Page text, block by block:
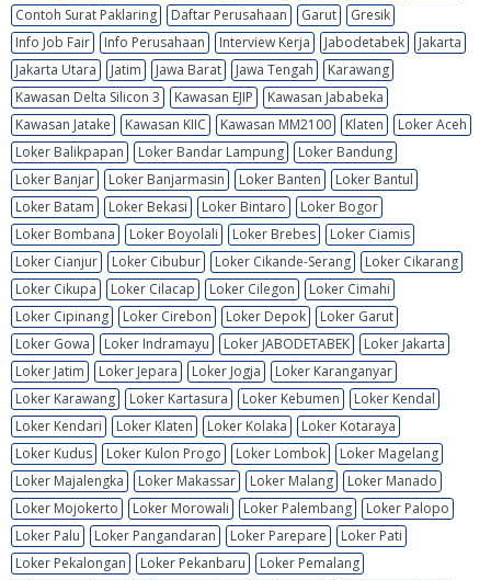
Contoh Surat Paklaring
Daftar Perusahaan Garut
Gresik
Info Job Fair
Info Perusahaan Interview Kerja Jabodetabek
Jakarta
Jakarta Utara
Jatim Jawa Barat Jawa Tengah
Karawang
Kawasan Delta Silicon 3
Kawasan EJIP
Kawasan Jababeka
Kawasan Jatake
Kawasan KIIC Kawasan MM2100 Klaten
Loker Aceh
Loker Balikpapan
Loker Bandar Lampung
Loker Bandung
Loker Banjar
Loker Banjarmasin Loker Banten
Loker Bantul
Loker Batam
Loker Bekasi Loker Bintaro
Loker Bogor
Loker Bombana
Loker Boyolali Loker Brebes
Loker Ciamis
Loker Cianjur
Loker Cibubur Loker Cikande-Serang
Loker Cikarang
Loker Cikupa
Loker Cilacap Loker Cilegon
Loker Cimahi
Loker Cipinang
Loker Cirebon Loker Depok
Loker Garut
Loker Gowa
Loker Indramayu Loker JABODETABEK
Loker Jakarta
Loker Jatim
Loker Jepara Loker Jogja
Loker Karanganyar
Loker Karawang
Loker Kartasura Loker Kebumen
Loker Kendal
Loker Kendari
Loker Klaten Loker Kolaka
Loker Kotaraya
Loker Kudus
Loker Kulon Progo Loker Lombok
Loker Magelang
Loker Majalengka
Loker Makassar Loker Malang
Loker Manado
Loker Mojokerto
Loker Morowali Loker Palembang
Loker Palopo
Loker Palu
Loker Pangandaran Loker Parepare
Loker Pati
Loker Pekalongan
Loker Pekanbaru
Loker Pemalang